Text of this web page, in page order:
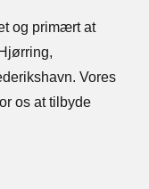
og primært at
Vores
os at tilbyde